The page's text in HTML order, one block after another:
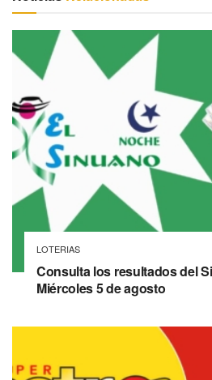
LOTERIAS
Consulta los resultados del
Miércoles 5 de agosto